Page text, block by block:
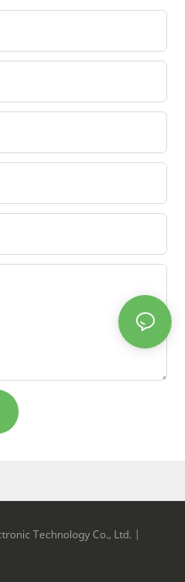
Technology Co., Ltd. |